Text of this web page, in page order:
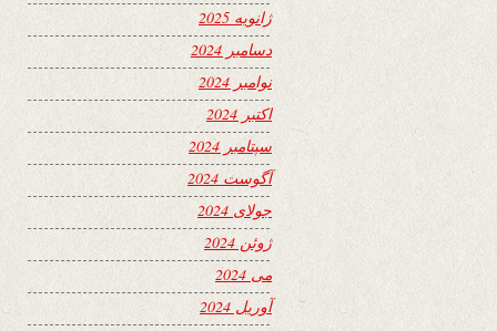
ژانویه 2025
دسامبر 2024
نوامبر 2024
اکتبر 2024
سپتامبر 2024
آگوست 2024
جولای 2024
ژوئن 2024
می 2024
آوریل 2024